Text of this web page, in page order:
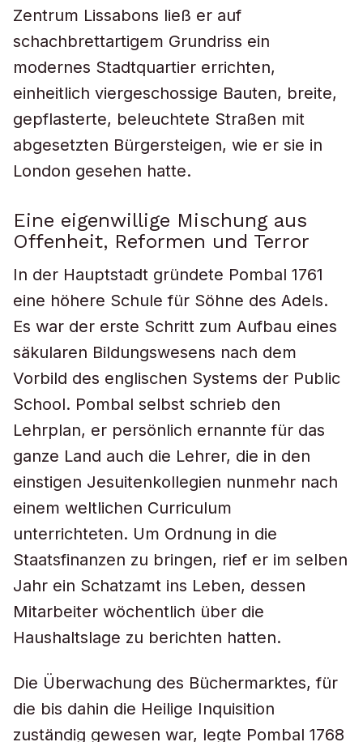
Zentrum Lissabons ließ er auf
schachbrettartigem Grundriss ein
modernes Stadtquartier errichten,
einheitlich viergeschossige Bauten, breite,
gepflasterte, beleuchtete Straßen mit
abgesetzten Bürgersteigen, wie er sie in
London gesehen hatte.
Eine eigenwillige Mischung aus
Offenheit, Reformen und Terror
In der Hauptstadt gründete Pombal 1761
eine höhere Schule für Söhne des Adels.
Es war der erste Schritt zum Aufbau eines
säkularen Bildungswesens nach dem
Vorbild des englischen Systems der Public
School. Pombal selbst schrieb den
Lehrplan, er persönlich ernannte für das
ganze Land auch die Lehrer, die in den
einstigen Jesuitenkollegien nunmehr nach
einem weltlichen Curriculum
unterrichteten. Um Ordnung in die
Staatsfinanzen zu bringen, rief er im selben
Jahr ein Schatzamt ins Leben, dessen
Mitarbeiter wöchentlich über die
Haushaltslage zu berichten hatten.
Die Überwachung des Büchermarktes, für
die bis dahin die Heilige Inquisition
zuständig gewesen war, legte Pombal 1768